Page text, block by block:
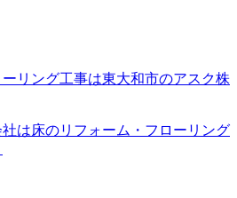
は床のリフォーム・フローリング